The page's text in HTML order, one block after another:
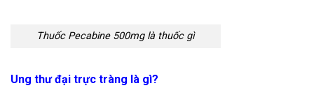
Thuốc Pecabine 500mg là thuốc gì
Ung thư đại trực tràng là gì?